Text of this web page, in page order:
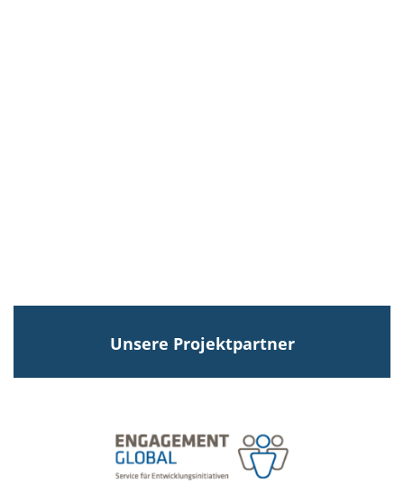
Unsere Projektpartner